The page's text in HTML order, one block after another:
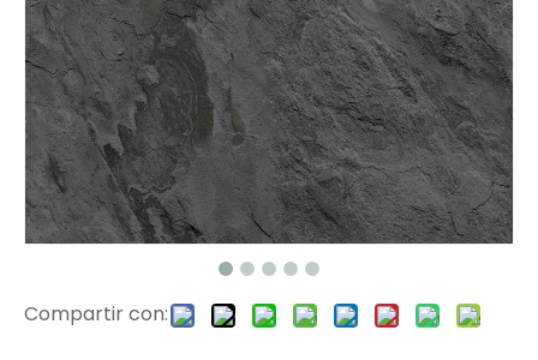
Piso de chapa de roble gris spc Piso de oro de roble dorado
Compartir con: